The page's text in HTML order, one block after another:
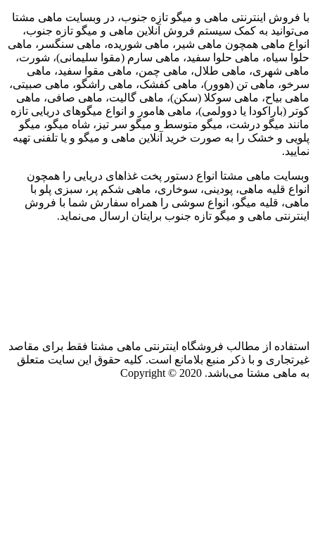
با فروش اینترنتی ماهی و میگو تازه جنوب، در وبسایت ماهی مشتا
می‌توانید به کمک سیستم فروش آنلاین ماهی و میگو تازه جنوب،
انواع ماهی همچون ماهی شیر، ماهی شوریده، ماهی سنگسر، ماهی
حلوا سیاه، ماهی حلوا سفید، ماهی سارم (مقوا سلیمانی)، شورت،
ماهی شهری، ماهی طلال، ماهی چمن، ماهی مقوا سفید، ماهی
سرخو، ماهی تن (هوور)، ماهی کفشک، ماهی راشگو، ماهی صبیتی،
ماهی بیاح، ماهی سوکلا (سکن)، ماهی گالیت، ماهی صافی، ماهی
کوتر (باراکودا یا دوولمی)، ماهی هامور و انواع میگوهای دریایی تازه
مانند میگو درشت، میگو متوسط و میگو سر تیز، شاه میگو، میگو
پلویی و خشک را به صورت خرید آنلاین ماهی و میگو و یا تلفنی تهیه
نمایید.
وبسایت ماهی مشتا انواع دستور پخت غذاهای دریایی را همچون
انواع قلیه ماهی، پودینی، سوخاری، ماهی شکم پر، سبزی پلو با
ماهی، قلیه میگو، انواع سوشی را همراه سفارش شما با فروش
اینترنتی ماهی و میگو تازه جنوب برایتان ارسال می‌نماید.
استفاده از مطالب فروشگاه اینترنتی ماهی مشتا فقط برای مقاصد
غیرتجاری و با ذکر منبع بلامانع است. کلیه حقوق این سایت متعلق
به ماهی مشتا می‌باشد. Copyright © 2020